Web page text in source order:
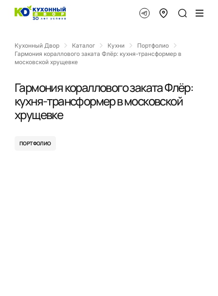
Кухонный Двор Каталог Кухни
Портфолио
Гармония кораллового заката Флёр: кухня-трансформер в
московской хрущевке
Гармония кораллового заката Флёр:
кухня-трансформер в московской
хрущевке
ПОРТФОЛИО